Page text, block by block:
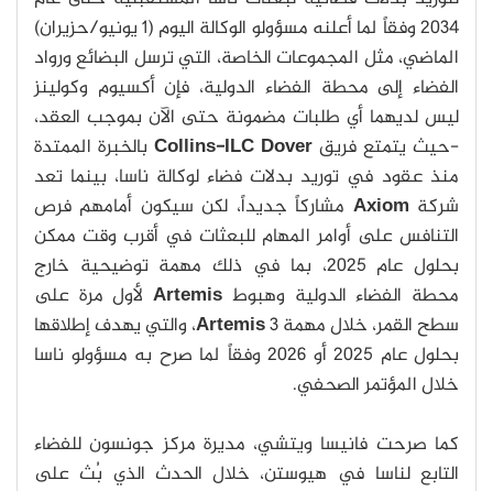
2034 وفقاً لما أعلنه مسؤولو الوكالة اليوم (1 يونيو/حزيران)
الماضي، مثل المجموعات الخاصة، التي ترسل البضائع ورواد
الفضاء إلى محطة الفضاء الدولية، فإن أكسيوم وكولينز
ليس لديهما أي طلبات مضمونة حتى الآن بموجب العقد،
-حيث يتمتع فريق Collins-ILC Dover بالخبرة الممتدة
منذ عقود في توريد بدلات فضاء لوكالة ناسا، بينما تعد
شركة Axiom مشاركاً جديداً، لكن سيكون أمامهم فرص
التنافس على أوامر المهام للبعثات في أقرب وقت ممكن
بحلول عام 2025، بما في ذلك مهمة توضيحية خارج
محطة الفضاء الدولية وهبوط Artemis لأول مرة على
سطح القمر، خلال مهمة
Artemis3، والتي يهدف إطلاقها
بحلول عام 2025 أو 2026 وفقاً لما صرح به مسؤولو ناسا
خلال المؤتمر الصحفي.
كما صرحت فانيسا ويتشي، مديرة مركز جونسون للفضاء
التابع لناسا في هيوستن، خلال الحدث الذي بُث على